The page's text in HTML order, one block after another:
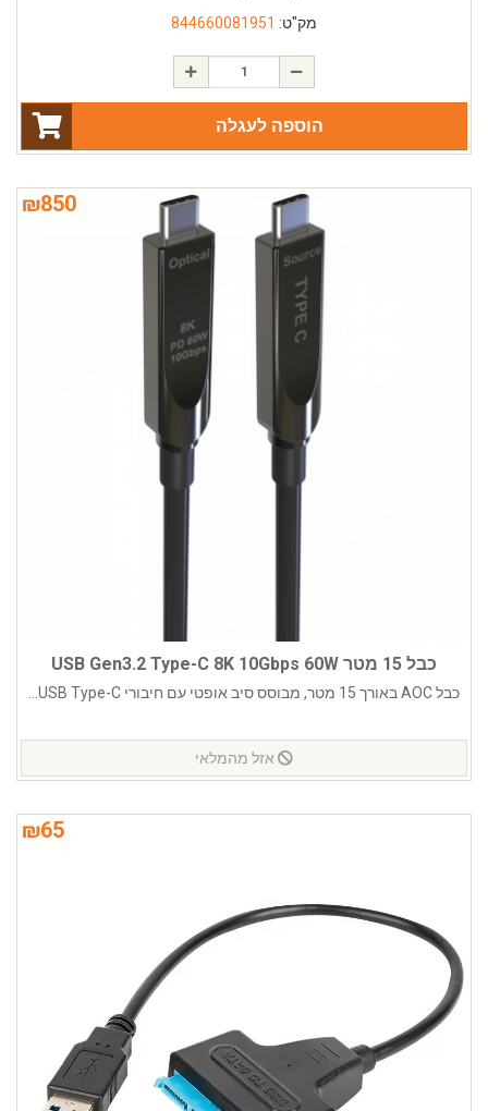
מק"ט: 844660081951
הוספה לעגלה
₪850
כבל 15 מטר USB Gen3.2 Type-C 8K 10Gbps 60W
כבל AOC באורך 15 מטר, מבוסס סיב אופטי עם חיבורי USB Type-C...
אזל מהמלאי
₪65